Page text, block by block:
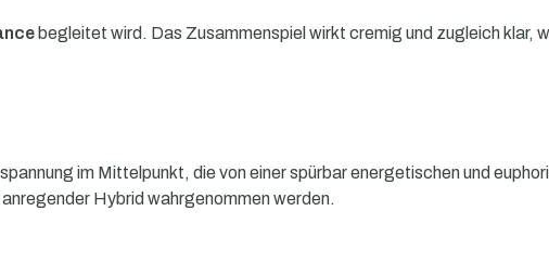
begleitet wird. Das Zusammenspiel wirkt cremig und zugleich klar,
im Mittelpunkt, die von einer spürbar energetischen und
Hybrid wahrgenommen werden.